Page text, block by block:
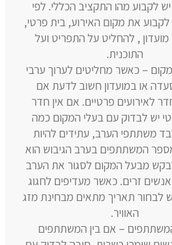
יש לקבוע מהו התקציב הכללי. לפי
לקבוע את מקום האירוע, בית פרטי,
, להחליט על התפריט ועל
התוכנית.
– כאשר מחליטים לערוך ערבי
או במועדון חשוב לדעת אם
לאירועים פרטיים. אם אין חדר
יש לבדוק עם בעלי המקום כמה
משתתפי הערב, עתידים להיות
המשתתפים בערב הגיבוש הוא
מבעל המקום לסגור את הערב
זרים. כאשר מעדיפים לחגוג
לבחור תאריך מתאים מבחינת מזג
האוויר.
– אם בין המשתתפים